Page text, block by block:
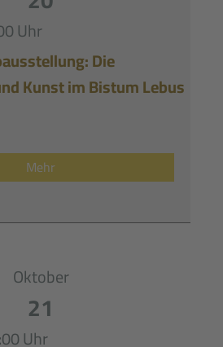
Uhr
Die
Kunst im Bistum Lebus
Mehr
Oktober
21
Uhr